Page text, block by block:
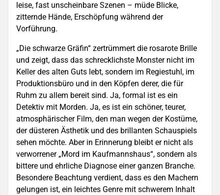
leise, fast unscheinbare Szenen – müde Blicke,
zitternde Hände, Erschöpfung während der
Vorführung.
„Die schwarze Gräfin“ zertrümmert die rosarote Brille
und zeigt, dass das schrecklichste Monster nicht im
Keller des alten Guts lebt, sondern im Regiestuhl, im
Produktionsbüro und in den Köpfen derer, die für
Ruhm zu allem bereit sind. Ja, formal ist es ein
Detektiv mit Morden. Ja, es ist ein schöner, teurer,
atmosphärischer Film, den man wegen der Kostüme,
der düsteren Ästhetik und des brillanten Schauspiels
sehen möchte. Aber in Erinnerung bleibt er nicht als
verworrener „Mord im Kaufmannshaus“, sondern als
bittere und ehrliche Diagnose einer ganzen Branche.
Besondere Beachtung verdient, dass es den Machern
gelungen ist, ein leichtes Genre mit schwerem Inhalt